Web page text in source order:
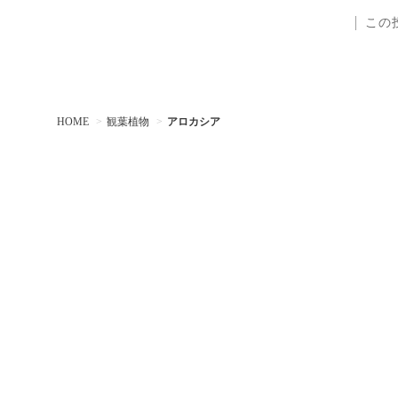
この
HOME 観葉植物 アロカシア